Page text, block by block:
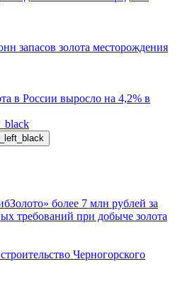
запасов золота месторождения
в России выросло на 4,2% в
более 7 млн рублей за
требований при добыче золота
Черногорского